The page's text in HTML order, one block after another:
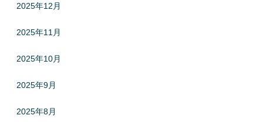
2025年12月
2025年11月
2025年10月
2025年9月
2025年8月